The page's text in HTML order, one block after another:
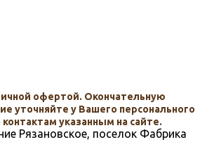
офертой. Окончательную
уточняйте у Вашего персонального
указанным на сайте.
Рязановское, поселок Фабрика